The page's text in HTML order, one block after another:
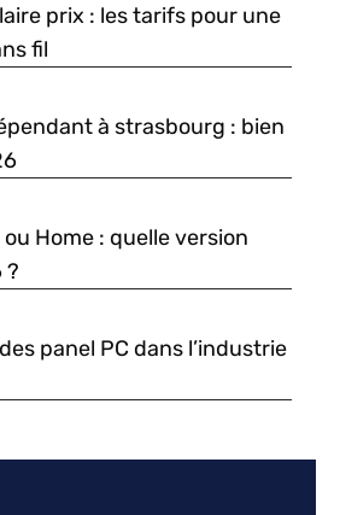
prix : les tarifs pour une
fil
à strasbourg : bien
ou Home : quelle version
?
panel PC dans l’industrie